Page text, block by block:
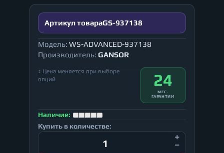
Артикул товараGS-937138
Модель: WS-ADVANCED-937138
Производитель: GANSOR
↕ Цена меняется при выборе
опций
24
МЕС.
ГАРАНТИИ
Наличие:
Купить в количестве: